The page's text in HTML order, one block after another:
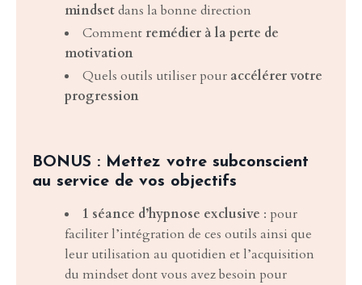
mindsetdans la bonne direction
Comment remédier à la perte de
motivation
Quels outils utiliser pour accélérer votre
progression
BONUS : Mettez votre subconscient
au service de vos objectifs
1 séance d’hypnose exclusive : pour
faciliter l’intégration de ces outils ainsi que
leur utilisation au quotidien et l’acquisition
du mindset dont vous avez besoin pour